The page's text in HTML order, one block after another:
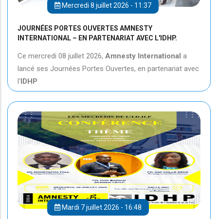
Mercredi 8 juillet 2026 - 11:37
JOURNÉES PORTES OUVERTES AMNESTY
INTERNATIONAL – EN PARTENARIAT AVEC L'IDHP.
Ce mercredi 08 juillet 2026, Amnesty International a
lancé ses Journées Portes Ouvertes, en partenariat avec
l'IDHP
Mardi 7 juillet 2026 - 16:48